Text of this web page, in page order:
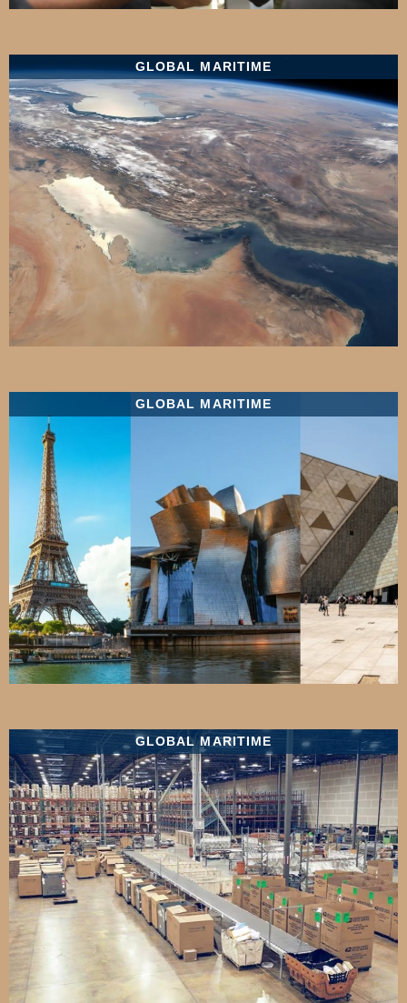
GLOBAL MARITIME
GLOBAL MARITIME
GLOBAL MARITIME